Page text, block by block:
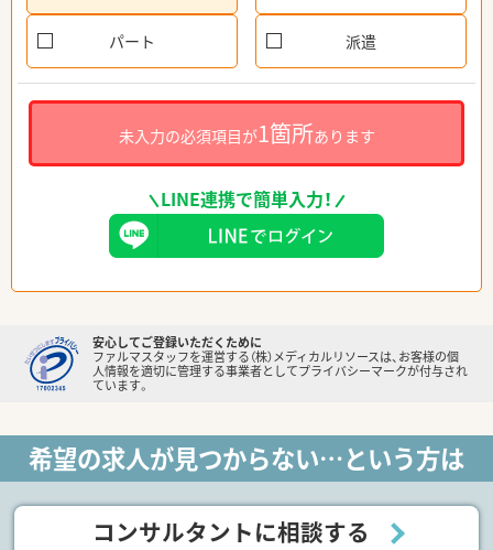
パート 派遣
未入力の必須項目が1箇所あります
LINE連携で簡単入力！
安心してご登録いただくために
ファルマスタッフを運営する（株）メディカルリソースは、お客様の個
人情報を適切に管理する事業者としてプライバシーマークが付与され
ています。
希望の求人が見つからない…という方は
コンサルタントに相談する